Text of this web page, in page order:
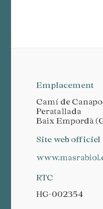
Emplacement
Camí de
Peratallada
Baix Empordà
Site web officiel
RTC
HG-002354